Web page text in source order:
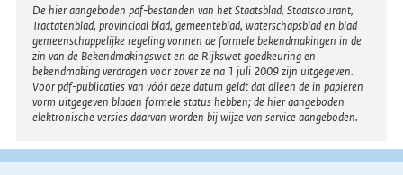
Disclaimer
De hier aangeboden pdf-bestanden van het Staatsblad, Staatscourant,
Tractatenblad, provinciaal blad, gemeenteblad, waterschapsblad en blad
gemeenschappelijke regeling vormen de formele bekendmakingen in de
zin van de Bekendmakingswet en de Rijkswet goedkeuring en
bekendmaking verdragen voor zover ze na 1 juli 2009 zijn uitgegeven.
Voor pdf-publicaties van vóór deze datum geldt dat alleen de in papieren
vorm uitgegeven bladen formele status hebben; de hier aangeboden
elektronische versies daarvan worden bij wijze van service aangeboden.